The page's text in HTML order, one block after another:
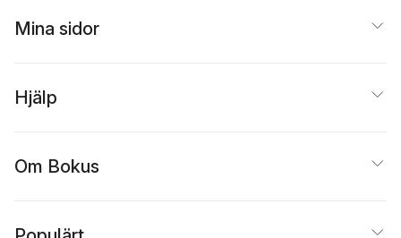
Mina sidor
Hjälp
Om Bokus